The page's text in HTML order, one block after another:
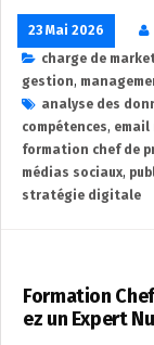
23 Mai 2026
charge de
gestion,
analyse des
compétences, email
formation chef de
médias sociaux,
stratégie digitale
Formation
ez un Expert